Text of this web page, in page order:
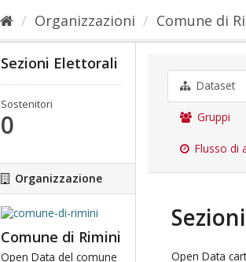
Organizzazioni Comune di
Sezioni Elettorali
Sostenitori
0
Organizzazione
Comune di Rimini
Open Data del comune
Dataset
Gruppi
Flusso di
Open Data